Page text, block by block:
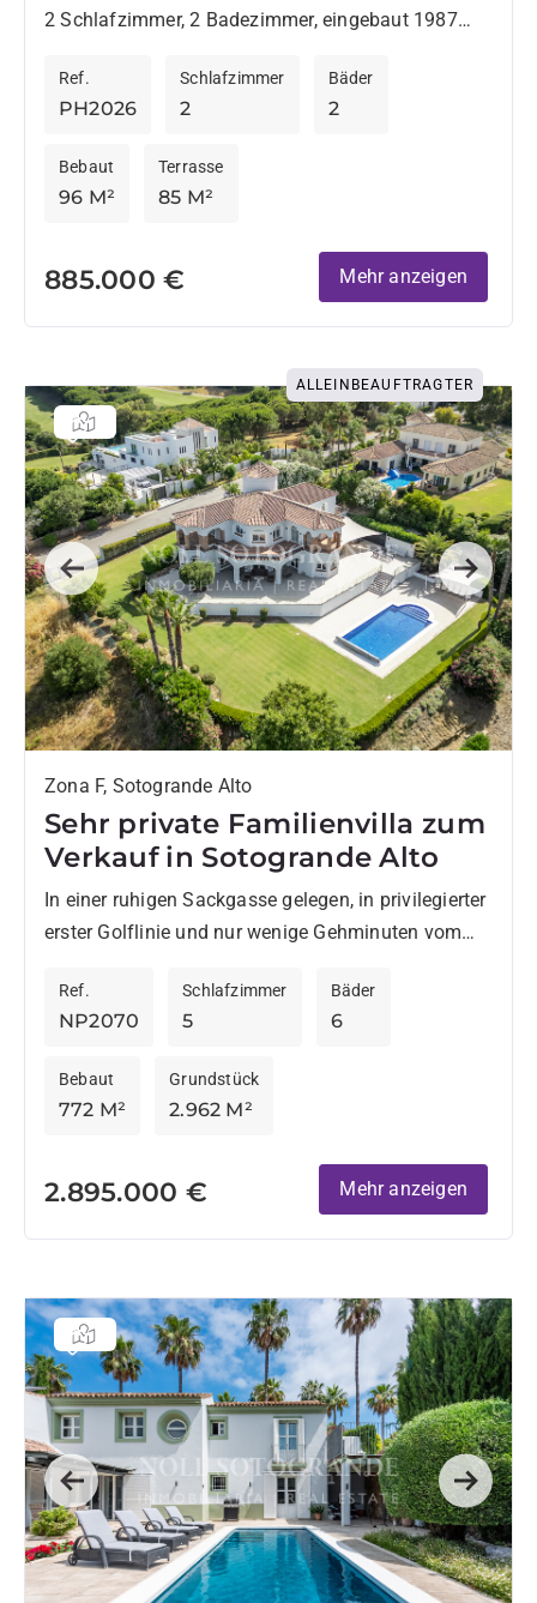
2 Schlafzimmer, 2 Badezimmer, eingebaut 1987
(abstellplatz) und Garten (gemeinschaftlich).
Abmessungen: 96m²...
PH2026
Ref.
2
Schlafzimmer
2
Bäder
96 M²
Bebaut
85 M²
Terrasse
885.000 € Mehr anzeigen
Previous Next
ALLEINBEAUFTRAGTER
Zona F, Sotogrande Alto
Sehr private Familienvilla zum
Verkauf in Sotogrande Alto
In einer ruhigen Sackgasse gelegen, in privilegierter
erster Golflinie und nur wenige Gehminuten vom
befindet sich diese beeindruckende...
NP2070
Ref.
5
Schlafzimmer
6
Bäder
772 M²
Bebaut
2.962 M²
Grundstück
2.895.000 € Mehr anzeigen
Previous Next